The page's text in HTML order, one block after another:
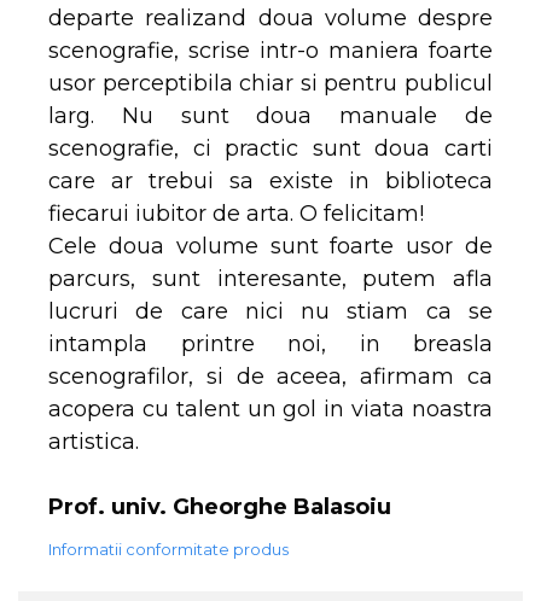
departe realizand doua volume despre
scenografie, scrise intr-o maniera foarte
usor perceptibila chiar si pentru publicul
larg. Nu sunt doua manuale de
scenografie, ci practic sunt doua carti
care ar trebui sa existe in biblioteca
fiecarui iubitor de arta. O felicitam!
Cele doua volume sunt foarte usor de
parcurs, sunt interesante, putem afla
lucruri de care nici nu stiam ca se
intampla printre noi, in breasla
scenografilor, si de aceea, afirmam ca
acopera cu talent un gol in viata noastra
artistica.
Prof. univ. Gheorghe Balasoiu
Informatii conformitate produs